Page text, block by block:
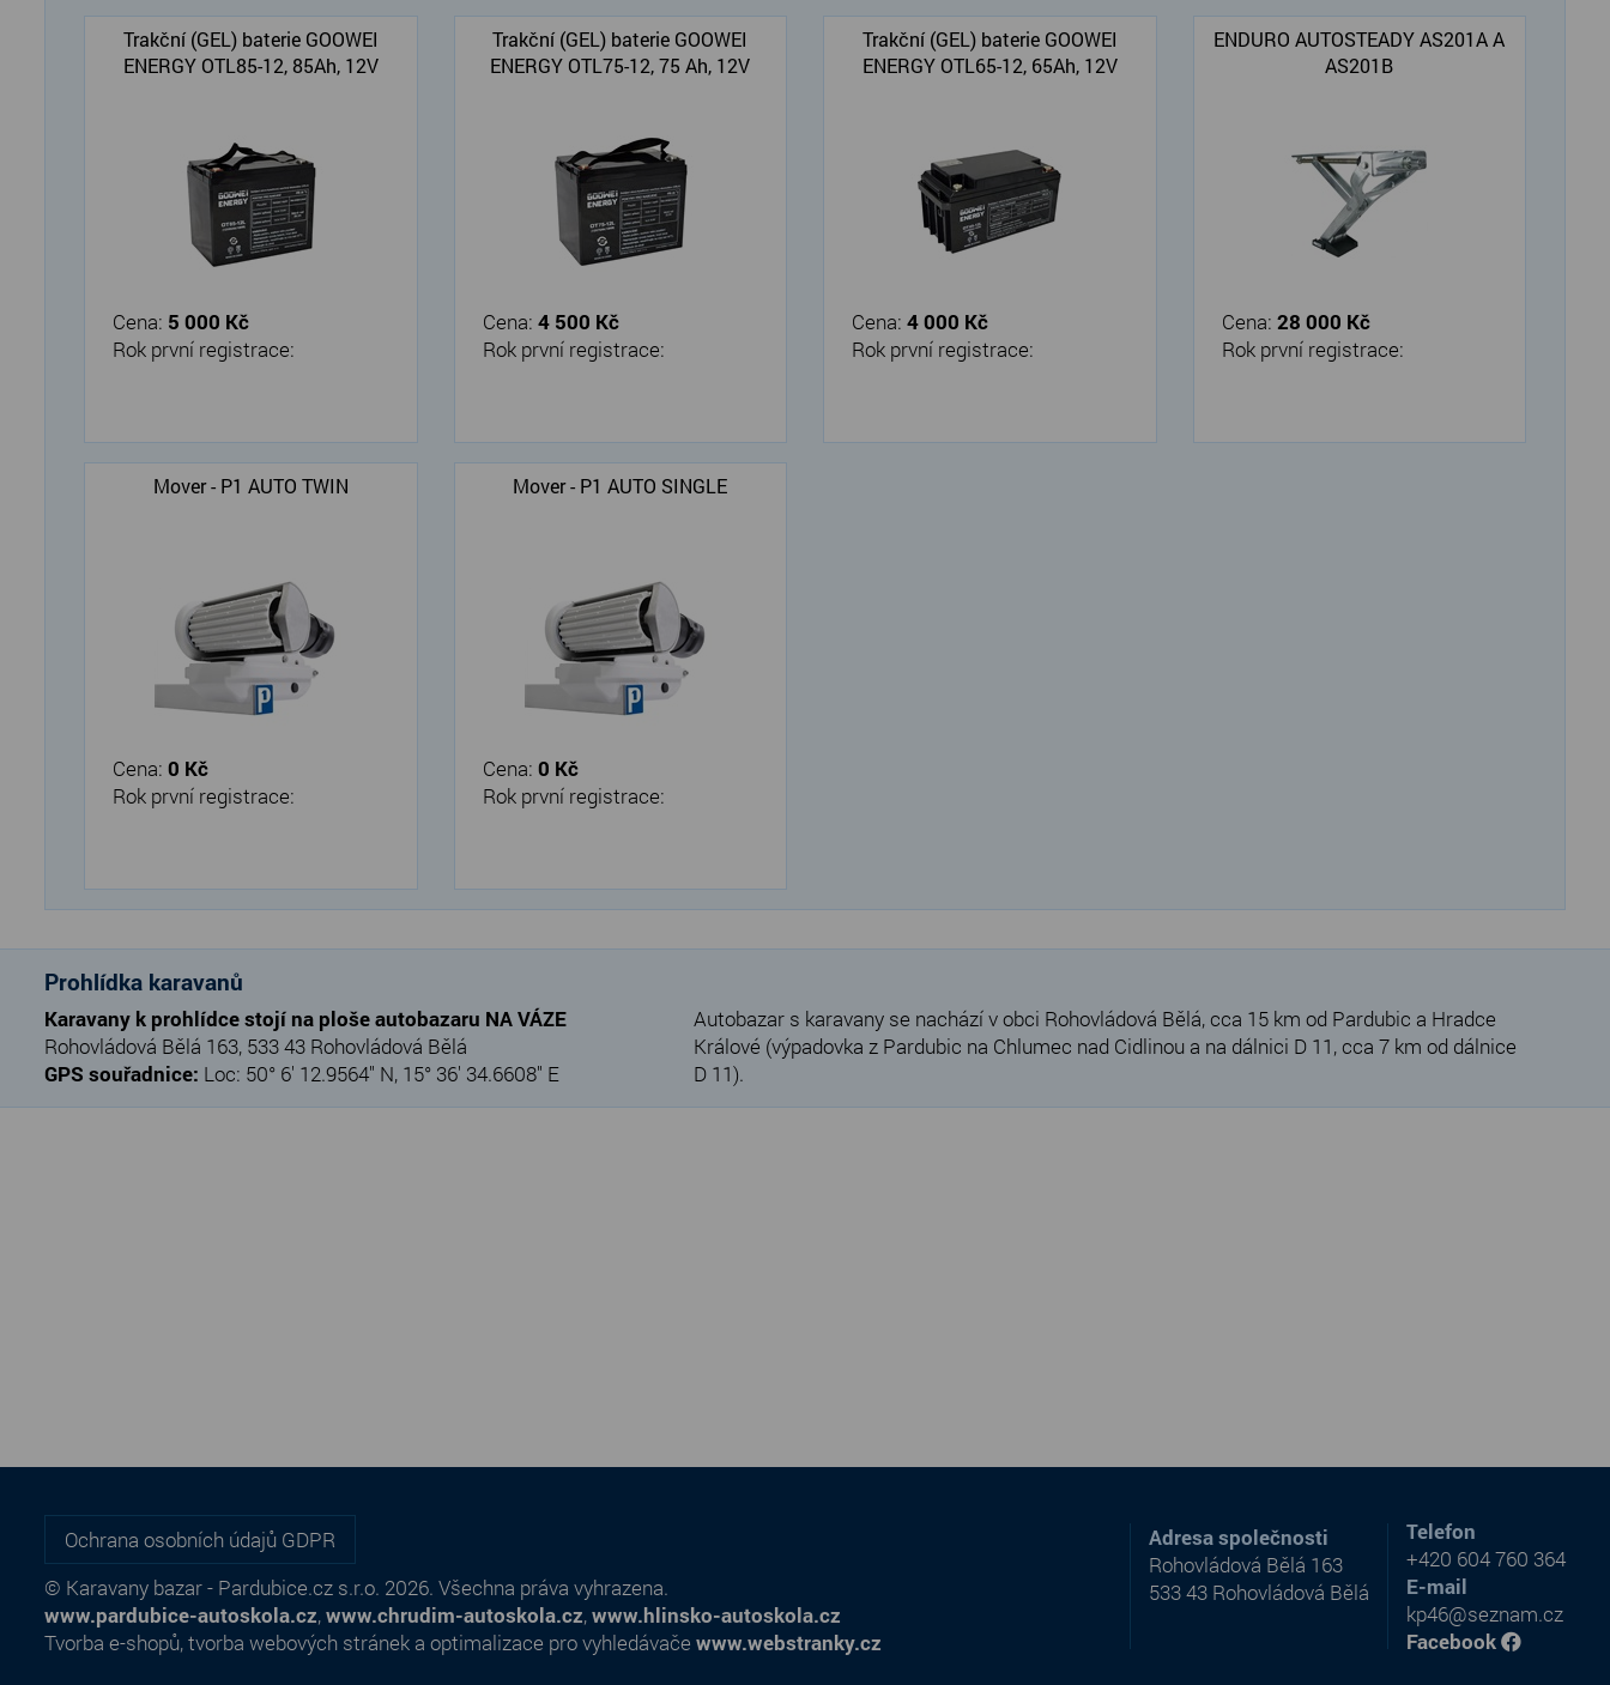
Trakční (GEL) baterie GOOWEI
ENERGY OTL85-12, 85Ah, 12V
Cena: 5 000 Kč
Rok první registrace:
Trakční (GEL) baterie GOOWEI
ENERGY OTL75-12, 75 Ah, 12V
Cena: 4 500 Kč
Rok první registrace:
Trakční (GEL) baterie GOOWEI
ENERGY OTL65-12, 65Ah, 12V
Cena: 4 000 Kč
Rok první registrace:
ENDURO AUTOSTEADY AS201A A
AS201B
Cena: 28 000 Kč
Rok první registrace:
Mover - P1 AUTO TWIN
Cena: 0 Kč
Rok první registrace:
Mover - P1 AUTO SINGLE
Cena: 0 Kč
Rok první registrace:
Prohlídka karavanů
Karavany k prohlídce stojí na ploše autobazaru NA VÁZE
Rohovládová Bělá 163, 533 43 Rohovládová Bělá
GPS souřadnice: Loc: 50° 6' 12.9564" N, 15° 36' 34.6608" E
Autobazar s karavany se nachází v obci Rohovládová Bělá, cca 15 km od Pardubic a Hradce
Králové (výpadovka z Pardubic na Chlumec nad Cidlinou a na dálnici D 11, cca 7 km od dálnice
D 11).
Ochrana osobních údajů GDPR
© Karavany bazar - Pardubice.cz s.r.o. 2026. Všechna práva vyhrazena.
www.pardubice-autoskola.cz,www.chrudim-autoskola.cz,www.hlinsko-autoskola.cz
Tvorba e-shopů,tvorba webových stránek a optimalizace pro vyhledávače www.webstranky.cz
Adresa společnosti
Rohovládová Bělá 163
533 43 Rohovládová Bělá
Telefon
+420 604 760 364
E-mail
kp46@seznam.cz
Facebook